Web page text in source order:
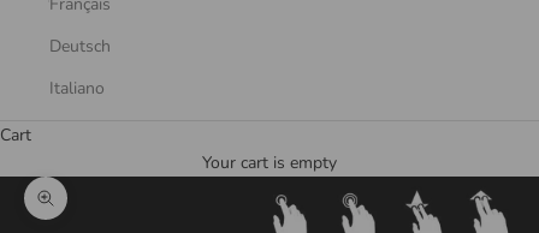
Deutsch
Italiano
Cart
Your cart is empty
Zoom picture